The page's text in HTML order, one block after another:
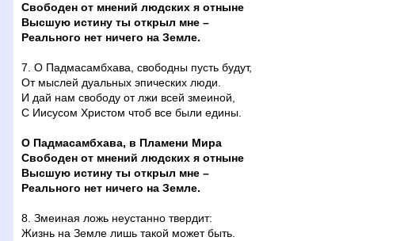
Свободен от мнений людских я отныне
Высшую истину ты открыл мне –
Реального нет ничего на Земле.
7. О Падмасамбхава, свободны пусть будут,
От мыслей дуальных эпических люди.
И дай нам свободу от лжи всей змеиной,
С Иисусом Христом чтоб все были едины.
О Падмасамбхава, в Пламени Мира
Свободен от мнений людских я отныне
Высшую истину ты открыл мне –
Реального нет ничего на Земле.
8. Змеиная ложь неустанно твердит:
Жизнь на Земле лишь такой может быть.